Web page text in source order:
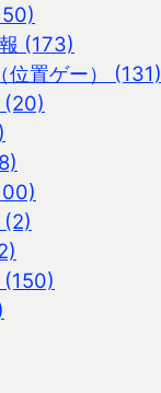
(173)
位置ゲー） (131)
(20)
(2)
(150)